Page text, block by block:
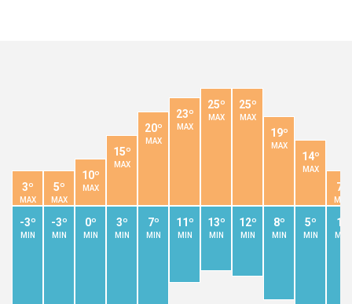
3º
MAX
-3º
MIN
5º
MAX
-3º
MIN
10º
MAX
0º
MIN
15º
MAX
3º
MIN
20º
MAX
7º
MIN
23º
MAX
11º
MIN
25º
MAX
13º
MIN
25º
MAX
12º
MIN
19º
MAX
8º
MIN
14º
MAX
5º
MIN
7º
MAX
1º
MIN